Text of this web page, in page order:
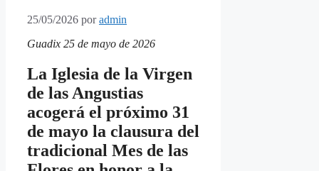
25/05/2026 poradmin
Guadix 25 de mayo de 2026
La Iglesia de la Virgen
de las Angustias
acogerá el próximo 31
de mayo la clausura del
tradicional Mes de las